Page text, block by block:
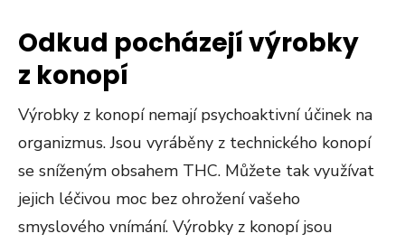
Odkud pocházejí výrobky
z konopí
Výrobky z konopí nemají psychoaktivní účinek na
organizmus. Jsou vyráběny z technického konopí
se sníženým obsahem THC. Můžete tak využívat
jejich léčivou moc bez ohrožení vašeho
smyslového vnímání. Výrobky z konopí jsou